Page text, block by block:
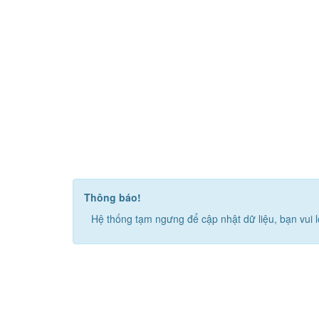
Thông báo!
Hệ thống tạm ngưng để cập nhật dữ liệu, bạn vui